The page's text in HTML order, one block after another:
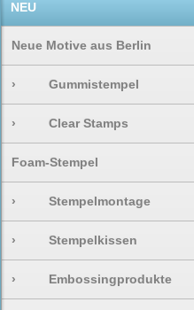
NEU
Neue Motive aus Berlin
› Gummistempel
› Clear Stamps
Foam-Stempel
› Stempelmontage
› Stempelkissen
› Embossingprodukte